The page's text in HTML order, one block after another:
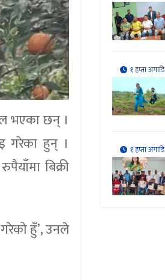
भएका छन् ।
गरेका हुन् ।
बिक्री
हुँ’, उनले
१ हप्ता अगाडि
१ हप्ता अगाडि